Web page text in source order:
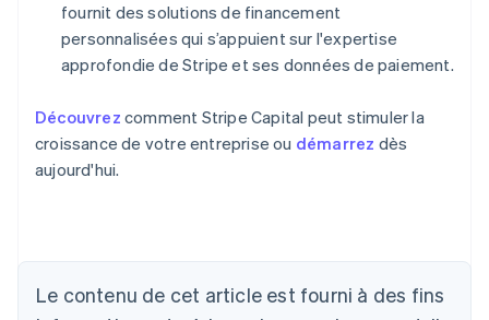
fournit des solutions de financement
personnalisées qui s’appuient sur l'expertise
approfondie de Stripe et ses données de paiement.
Découvrez comment Stripe Capital peut stimuler la
croissance de votre entreprise ou démarrez dès
aujourd'hui.
Le contenu de cet article est fourni à des fins
DeutschEnglish
Australie
English